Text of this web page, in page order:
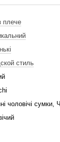
плече
стиль
чоловічі сумки,